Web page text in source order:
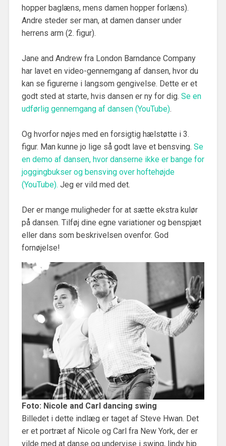
hopper baglæns, mens damen hopper forlæns).
Andre steder ser man, at damen danser under
herrens arm (2. figur).
Jane and Andrew fra London Barndance Company
har lavet en video-gennemgang af dansen, hvor du
kan se figurerne i langsom gengivelse. Dette er et
godt sted at starte, hvis dansen er ny for dig. Se en
udførlig gennemgang af dansen (YouTube).
Og hvorfor nøjes med en forsigtig hælstøtte i 3.
figur. Man kunne jo lige så godt lave et bensving. Se
en demo af dansen, hvor danserne ikke er bange for
joggingbukser og bensving over hoftehøjde
(YouTube). Jeg er vild med det.
Der er mange muligheder for at sætte ekstra kulør
på dansen. Tilføj dine egne variationer og benspjæt
eller dans som beskrivelsen ovenfor. God
fornøjelse!
Foto: Nicole and Carl dancing swing
Billedet i dette indlæg er taget af Steve Hwan. Det
er et portræt af Nicole og Carl fra New York, der er
vilde med at danse og undervise i swing, lindy hip